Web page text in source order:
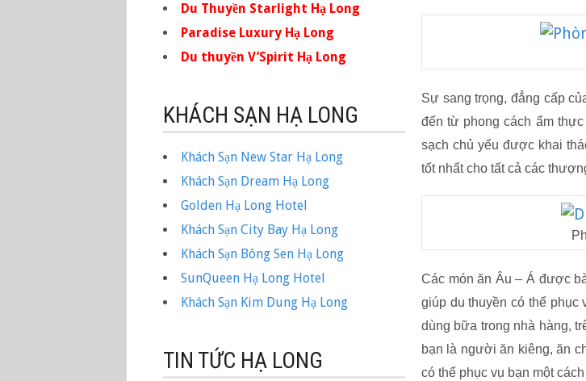
Sự sang trọng, đẳng cấp
đến từ phong cách ẩm
sạch chủ yếu được khai
tốt nhất cho tất cả các
Các món ăn Âu – Á được
giúp du thuyền có thể
dùng bữa trong nhà hàng,
bạn là người ăn kiêng, ăn
có thể phục vụ bạn một
Du Thuyền Starlight Hạ Long
Paradise Luxury Hạ Long
Du thuyền V’Spirit Hạ Long
KHÁCH SẠN HẠ LONG
Khách Sạn New Star Hạ Long
Khách Sạn Dream Hạ Long
Golden Hạ Long Hotel
Khách Sạn City Bay Hạ Long
Khách Sạn Bông Sen Hạ Long
SunQueen Hạ Long Hotel
Khách Sạn Kim Dung Hạ Long
TIN TỨC HẠ LONG